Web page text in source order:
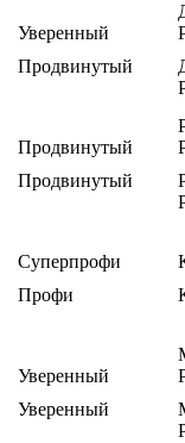
Уверенный
Продвинутый
Продвинутый
Продвинутый
Суперпрофи
Профи
Уверенный
Уверенный